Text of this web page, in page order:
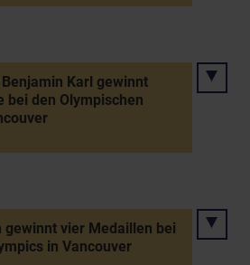
Karl gewinnt
bei den Olympischen
gewinnt vier Medaillen bei
in Vancouver